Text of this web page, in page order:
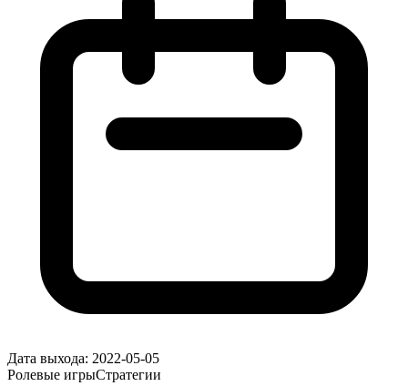
Дата выхода: 2022-05-05
Ролевые игрыСтратегии